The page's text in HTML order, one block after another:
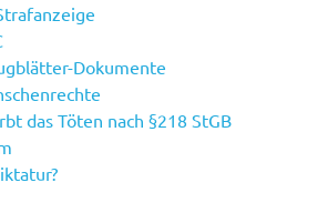
Dokumente
das Töten nach §218 StGB